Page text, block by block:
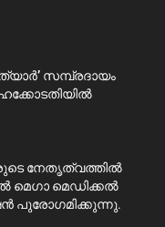
സമ്പ്രദായം
നേതൃത്വത്തിൽ
മെഗാ മെഡിക്കൽ
പുരോഗമിക്കുന്നു.